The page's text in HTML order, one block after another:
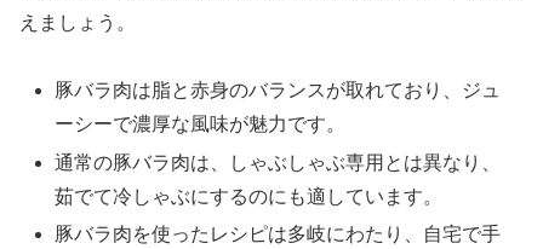
えましょう。
豚バラ肉は脂と赤身のバランスが取れており、ジュ
ーシーで濃厚な風味が魅力です。
通常の豚バラ肉は、しゃぶしゃぶ専用とは異なり、
茹でて冷しゃぶにするのにも適しています。
豚バラ肉を使ったレシピは多岐にわたり、自宅で手